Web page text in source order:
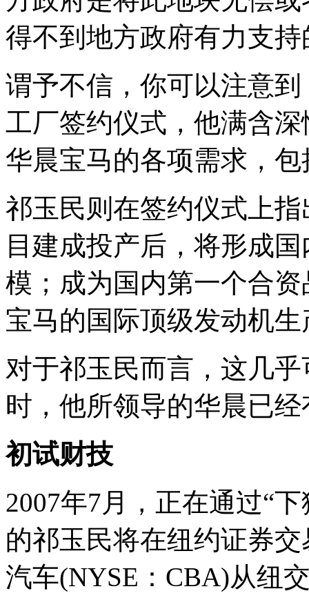
得不到地方政府有力支
谓予不信，你可以注意
工厂签约仪式，他满含
华晨宝马的各项需求，
祁玉民则在签约仪式上
目建成投产后，将形成
模；成为国内第一个合
宝马的国际顶级发动机
对于祁玉民而言，这几
时，他所领导的华晨已
初试财技
2007年7月，正在通过“
的祁玉民将在纽约证券
汽车(NYSE：CBA)从纽